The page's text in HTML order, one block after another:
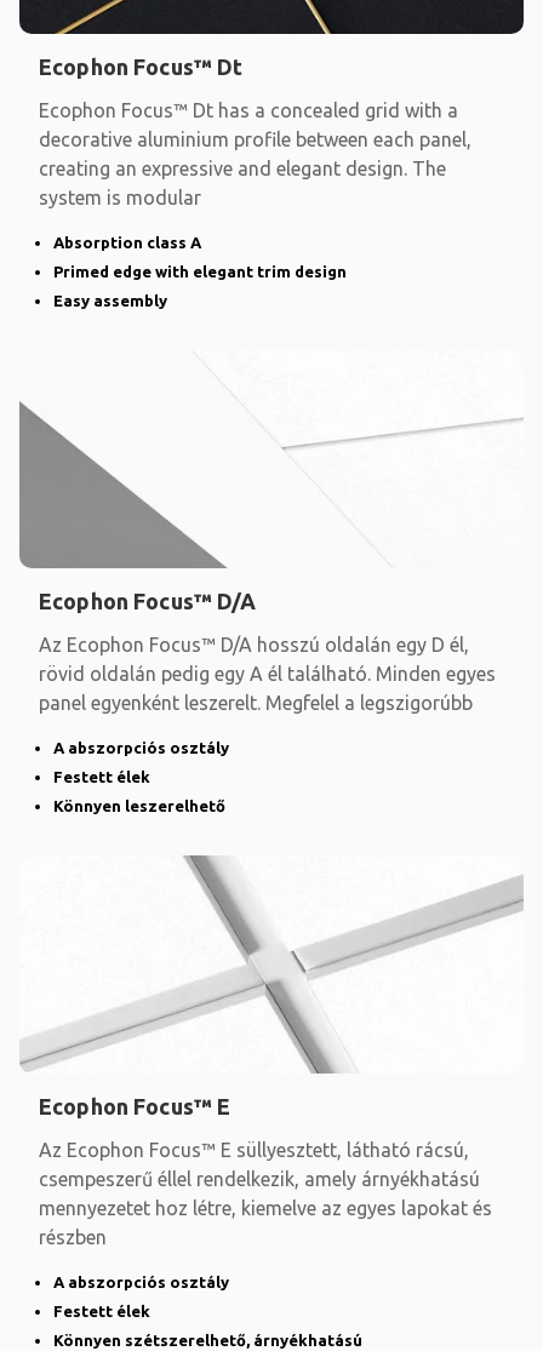
Ecophon Focus™ Dt
Ecophon Focus™ Dt has a concealed grid with a
decorative aluminium profile between each panel,
creating an expressive and elegant design. The
system is modular
Absorption class A
Primed edge with elegant trim design
Easy assembly
Ecophon Focus™ D/A
Az Ecophon Focus™ D/A hosszú oldalán egy D él,
rövid oldalán pedig egy A él található. Minden egyes
panel egyenként leszerelt. Megfelel a legszigorúbb
A abszorpciós osztály
Festett élek
Könnyen leszerelhető
Ecophon Focus™ E
Az Ecophon Focus™ E süllyesztett, látható rácsú,
csempeszerű éllel rendelkezik, amely árnyékhatású
mennyezetet hoz létre, kiemelve az egyes lapokat és
részben
A abszorpciós osztály
Festett élek
Könnyen szétszerelhető, árnyékhatású